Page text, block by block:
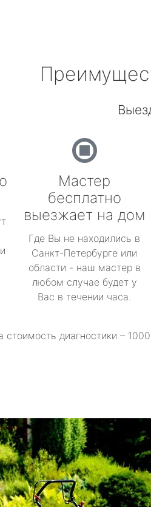
Мастер
бесплатно
выезжает на дом
Где Вы не находились в
Санкт-Петербурге или
области - наш мастер в
любом случае будет у
Вас в течении часа.
стоимость диагностики –